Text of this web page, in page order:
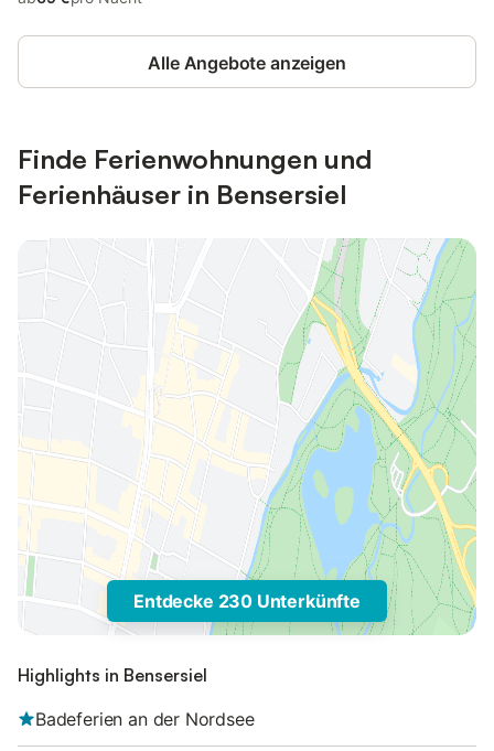
Alle Angebote anzeigen
Finde Ferienwohnungen und
Ferienhäuser in Bensersiel
Entdecke 230 Unterkünfte
Highlights in Bensersiel
Badeferien an der Nordsee